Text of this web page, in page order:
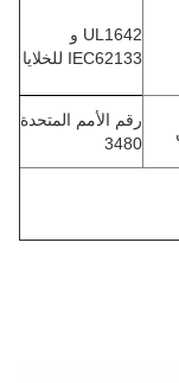
UL1642 و
IEC62133 للخلايا
رقم الأمم المتحدة
3480